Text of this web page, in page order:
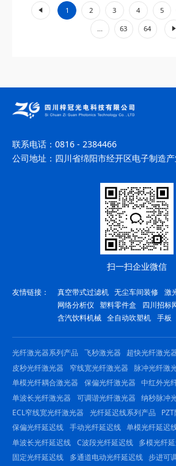
1 2 3 4 5
... 63 64
»
联系电话： 0816 - 2384466
公司地址： 四川省绵阳市经开区电子制造
扫一扫企业微信
友情链接： 真空带式过滤机 无尘车间装修 激
网络分析仪 塑料零件盒 四川招标
含汽饮料机械 全自动吹塑机 手板
光纤激光器系列产品 飞秒激光器 超快光纤激光
皮秒光纤激光器
窄线宽光纤激光器
脉冲光纤激
单模光纤耦合激光器
保偏光纤激光器 中红外光
单波长光纤激光器
可调谐光纤激光器 纳秒脉冲
ECL窄线宽光纤激光器
光纤延迟线系列产品
保偏光纤延迟线 手动光纤延迟线 单模光纤延迟
单波长光纤延迟线 C波段光纤延迟线 多模光纤
固定光纤延迟线
多通道电动光纤延迟线 步进可